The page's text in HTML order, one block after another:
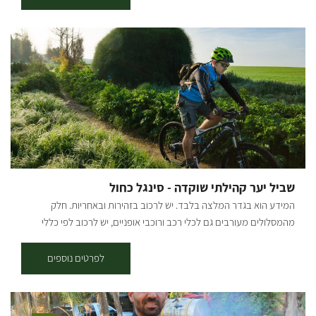
לעולם של יצירה ורוגע. אצלנו כל אחד יכול להיות אמן – גם אם זו פעם
ראשונה שאתם נוגעים בחימר. מה מחכה לכם בסטודיו? אנחנו מציעים מגוון
רחב של סדנאות המשלבות טכניקות מסורתיות עם טאץ' מודרני: חוויית
יצירה אותנטית בחיק הטבע: צאו איתנו למסע יצירתי בשדות ובין עצי היער,
שם נאסף יחד חומרי גלם טבעיים ונעבוד אותם לכלים ויצירות ישירות
בשטח. פיסול בחימר: עבודה תרפויטית ומרגיעה עם חומר הגלם הכי קדום
שיש. מגע ישיר, יצירות מיוחדות מלאות אופי ומרשימות. יציקות גבס: ללמוד
את סוד התבניות, לשחק עם אלמנטים מהיער והצומח וליצור תמונה
שמנציחה את הביקור בטבע בקו נקי וטבעי. פיסול בחוטי ברזל: "ציור
בתלת-ממד". יצירת אובייקטים עדינים המשלבים טבע ופיסול. הסדנה
מאמינים שחוויה טובה מתחילה בהקשבה, ולכן אנחנו מזמינים אתכם לדבר
איתנו ולהתאים את הסדנא לחלומות שלכם: סדנאות זוגיות אינטימיות
ורומנטיות. ימי גיבוש לצוותים שרוצים לצאת מהקופסה. חגיגות משפחתיות
רב-דוריות סבתא, אמא ונכדה סביב שולחן אחד. אפשרות לתיאום סדנאות
שביל יער קהילתי שוקדה - סינגל כחול
המידע הוא בגדר המלצה בלבד. יש לרכוב בזהירות ובאחריות. חלק
מהמסלולים מעורבים גם לכלי רכב ורוכבי אופניים, יש לרכוב לפי כללי
ק"מ נקודת התחלה וסיום: ניתן לצאת למסלול משתי נקודות התחלה וסיום -
בארי ויער שוקדה (המסלול הינו מעגלי, חד-כיווני עם כיוון השעון). תקציר על
אזור הטיול: המסלול עובר בפינות הרחוקות והפורחות ביער שוקדה, הסינגל
משולט בשטח באמצעות עמודי עץ שעליהם לוח קטן בצבע כחול עם רוכב
לפרטים נוספים